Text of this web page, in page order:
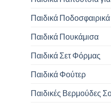
Παιδικά
Παιδικά Πουκάμισα
Παιδικά Σετ Φόρμας
Παιδικά Φούτερ
Παιδικές Βερμούδες